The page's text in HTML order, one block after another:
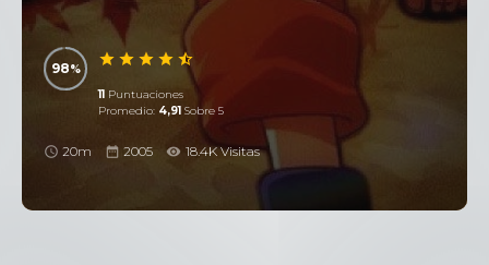
98
11 Puntuaciones
Promedio: 4,91 Sobre 5
20m 2005 18.4K Visitas